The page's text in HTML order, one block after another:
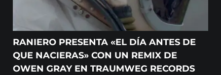
RANIERO PRESENTA «EL DÍA ANTES DE
QUE NACIERAS» CON UN REMIX DE
OWEN GRAY EN TRAUMWEG RECORDS